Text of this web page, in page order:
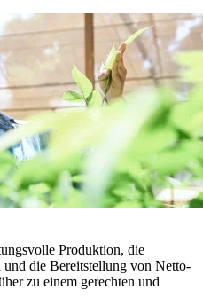
Produktion, die
die Bereitstellung von Netto-
zu einem gerechten und